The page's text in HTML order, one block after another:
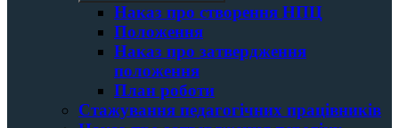
Наказ про створення НПЦ
Положення
Наказ про затвердження
положення
План роботи
Стажування педагогічних працівників